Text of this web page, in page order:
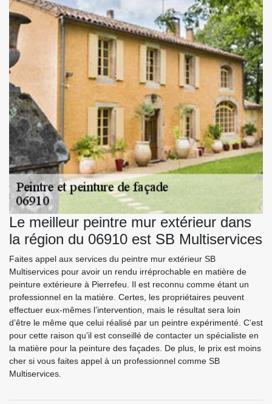
Le meilleur peintre mur extérieur dans
la région du 06910 est SB Multiservices
Faites appel aux services du peintre mur extérieur SB
Multiservices pour avoir un rendu irréprochable en matière de
peinture extérieure à Pierrefeu. Il est reconnu comme étant un
professionnel en la matière. Certes, les propriétaires peuvent
effectuer eux-mêmes l’intervention, mais le résultat sera loin
d’être le même que celui réalisé par un peintre expérimenté. C’est
pour cette raison qu’il est conseillé de contacter un spécialiste en
la matière pour la peinture des façades. De plus, le prix est moins
cher si vous faites appel à un professionnel comme SB
Multiservices.